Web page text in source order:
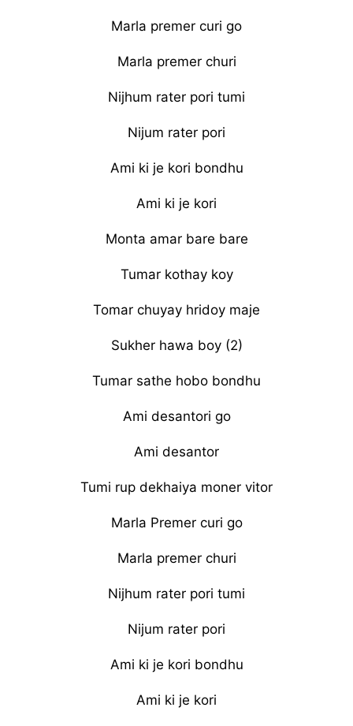
Marla premer curi go
Marla premer churi
Nijhum rater pori tumi
Nijum rater pori
Ami ki je kori bondhu
Ami ki je kori
Monta amar bare bare
Tumar kothay koy
Tomar chuyay hridoy maje
Sukher hawa boy (2)
Tumar sathe hobo bondhu
Ami desantori go
Ami desantor
Tumi rup dekhaiya moner vitor
Marla Premer curi go
Marla premer churi
Nijhum rater pori tumi
Nijum rater pori
Ami ki je kori bondhu
Ami ki je kori